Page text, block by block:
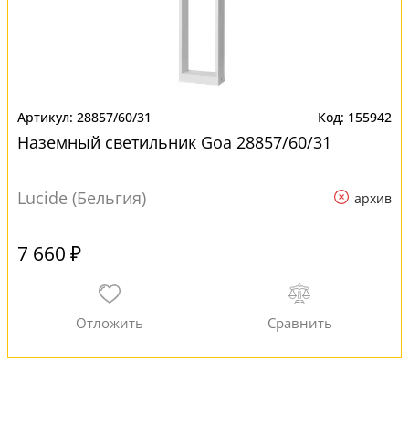
28857/60/31 155942
Наземный светильник Goa 28857/60/31
Lucide (Бельгия) архив
7 660 ₽